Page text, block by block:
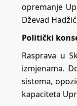
opremanje
Dževad
Politički
Rasprava u
izmjenama.
sistema,
kapaciteta